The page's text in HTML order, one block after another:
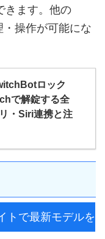
きます。他の
操作が可能にな
ロック
で解錠する全
・Siri連携と注
トで最新モデルを